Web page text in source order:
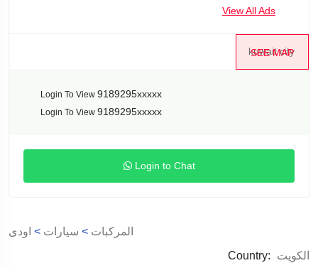
View All Ads
SEE MAP
kuwait city
Login To View 9189295xxxxx
Login To View 9189295xxxxx
Login to Chat
المركبات > سيارات > اودى
Country:
الكويت